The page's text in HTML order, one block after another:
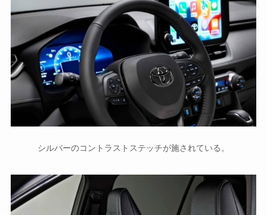
シルバーのコントラストステッチが施されている。